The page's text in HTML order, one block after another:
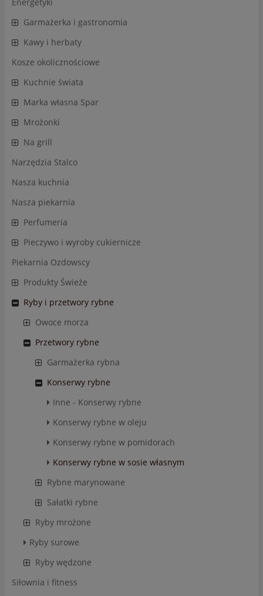
Garmażerka i gastronomia
Kawy i herbaty
Kosze okolicznościowe
Kuchnie świata
Marka własna Spar
Mrożonki
Na grill
Narzędzia Stalco
Nasza kuchnia
Nasza piekarnia
Perfumeria
Pieczywo i wyroby cukiernicze
Piekarnia Ozdowscy
Produkty Świeże
Ryby i przetwory rybne
Owoce morza
Przetwory rybne
Garmażerka rybna
Konserwy rybne
Inne - Konserwy rybne
Konserwy rybne w oleju
Konserwy rybne w pomidorach
Konserwy rybne w sosie własnym
Rybne marynowane
Sałatki rybne
Ryby mrożone
Ryby surowe
Ryby wędzone
Siłownia i fitness